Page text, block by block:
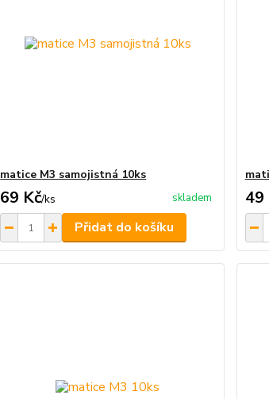
matice M3 samojistná 10ks
69 Kč/ks skladem
Přidat do košíku
49